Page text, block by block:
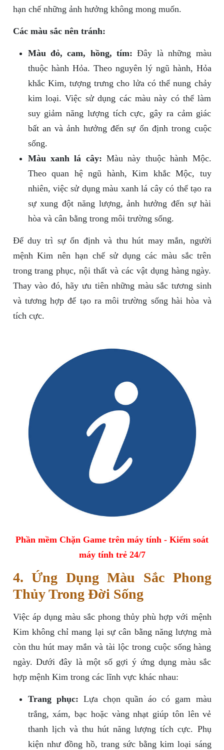
hạn chế những ảnh hưởng không mong muốn.
Các màu sắc nên tránh:
Màu đỏ, cam, hồng, tím: Đây là những màu
thuộc hành Hỏa. Theo nguyên lý ngũ hành, Hỏa
khắc Kim, tượng trưng cho lửa có thể nung chảy
kim loại. Việc sử dụng các màu này có thể làm
suy giảm năng lượng tích cực, gây ra cảm giác
bất an và ảnh hưởng đến sự ổn định trong cuộc
sống.
Màu xanh lá cây: Màu này thuộc hành Mộc.
Theo quan hệ ngũ hành, Kim khắc Mộc, tuy
nhiên, việc sử dụng màu xanh lá cây có thể tạo ra
sự xung đột năng lượng, ảnh hưởng đến sự hài
hòa và cân bằng trong môi trường sống.
Để duy trì sự ổn định và thu hút may mắn, người
mệnh Kim nên hạn chế sử dụng các màu sắc trên
trong trang phục, nội thất và các vật dụng hàng ngày.
Thay vào đó, hãy ưu tiên những màu sắc tương sinh
và tương hợp để tạo ra môi trường sống hài hòa và
tích cực.
Phần mềm Chặn Game trên máy tính - Kiểm soát
máy tính trẻ 24/7
4. Ứng Dụng Màu Sắc Phong
Thủy Trong Đời Sống
Việc áp dụng màu sắc phong thủy phù hợp với mệnh
Kim không chỉ mang lại sự cân bằng năng lượng mà
còn thu hút may mắn và tài lộc trong cuộc sống hàng
ngày. Dưới đây là một số gợi ý ứng dụng màu sắc
hợp mệnh Kim trong các lĩnh vực khác nhau:
Trang phục: Lựa chọn quần áo có gam màu
trắng, xám, bạc hoặc vàng nhạt giúp tôn lên vẻ
thanh lịch và thu hút năng lượng tích cực. Phụ
kiện như đồng hồ, trang sức bằng kim loại sáng